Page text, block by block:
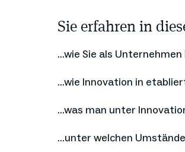
Sie erfahren in
…wie Sie als
…wie Innovation in
…was man unter
…unter welchen